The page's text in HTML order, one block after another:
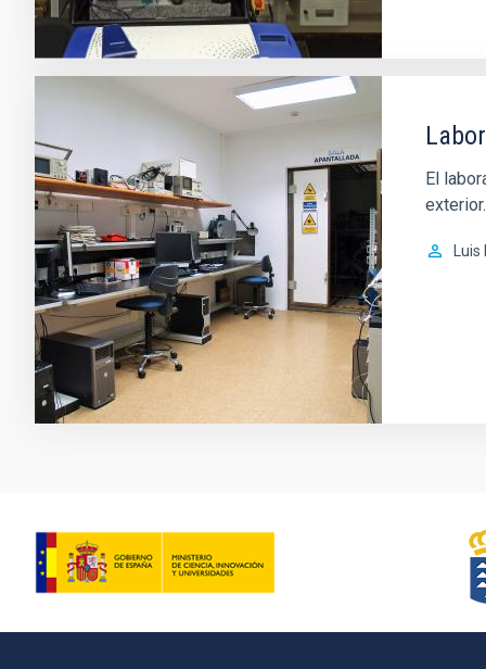
El
exterior.